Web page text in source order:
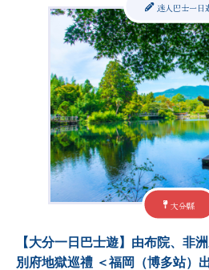
大分縣
迷人巴士一日
【大分一日巴士遊】由布院、非
別府地獄巡禮 ＜福岡（博多站）